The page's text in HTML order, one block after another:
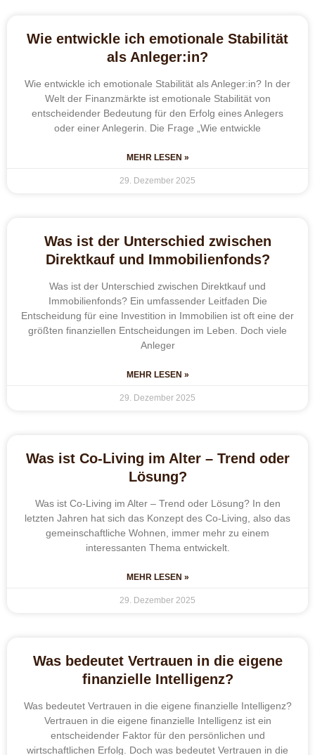
Wie entwickle ich emotionale Stabilität
als Anleger:in?
Wie entwickle ich emotionale Stabilität als Anleger:in? In der
Welt der Finanzmärkte ist emotionale Stabilität von
entscheidender Bedeutung für den Erfolg eines Anlegers
oder einer Anlegerin. Die Frage „Wie entwickle
MEHR LESEN »
29. Dezember 2025
Was ist der Unterschied zwischen
Direktkauf und Immobilienfonds?
Was ist der Unterschied zwischen Direktkauf und
Immobilienfonds? Ein umfassender Leitfaden Die
Entscheidung für eine Investition in Immobilien ist oft eine der
größten finanziellen Entscheidungen im Leben. Doch viele
Anleger
MEHR LESEN »
29. Dezember 2025
Was ist Co-Living im Alter – Trend oder
Lösung?
Was ist Co-Living im Alter – Trend oder Lösung? In den
letzten Jahren hat sich das Konzept des Co-Living, also das
gemeinschaftliche Wohnen, immer mehr zu einem
interessanten Thema entwickelt.
MEHR LESEN »
29. Dezember 2025
Was bedeutet Vertrauen in die eigene
finanzielle Intelligenz?
Was bedeutet Vertrauen in die eigene finanzielle Intelligenz?
Vertrauen in die eigene finanzielle Intelligenz ist ein
entscheidender Faktor für den persönlichen und
wirtschaftlichen Erfolg. Doch was bedeutet Vertrauen in die